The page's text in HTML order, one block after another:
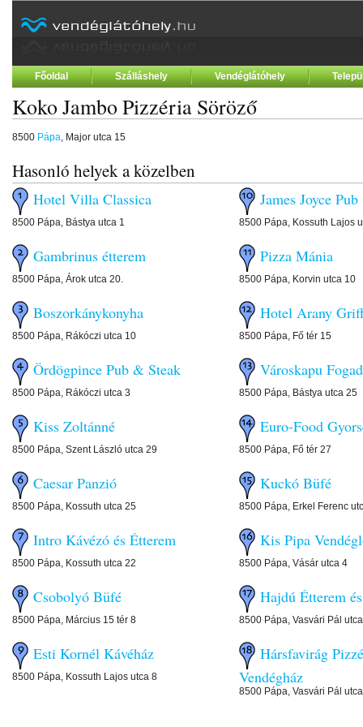
Főoldal Szálláshely Vendéglátóhely
Koko Jambo Pizzéria Söröző
8500 Pápa, Major utca 15
Hasonló helyek a közelben
Hotel Villa Classica
8500 Pápa, Bástya utca 1
Gambrinus étterem
8500 Pápa, Árok utca 20.
Boszorkánykonyha
8500 Pápa, Rákóczi utca 10
Ördögpince Pub & Steak
8500 Pápa, Rákóczi utca 3
Kiss Zoltánné
8500 Pápa, Szent László utca 29
Caesar Panzió
8500 Pápa, Kossuth utca 25
Intro Kávézó és Étterem
8500 Pápa, Kossuth utca 22
Csobolyó Büfé
8500 Pápa, Március 15 tér 8
Esti Kornél Kávéház
8500 Pápa, Kossuth Lajos utca 8
James Joyce Pub
8500 Pápa, Kossuth Lajos
Pizza Mánia
8500 Pápa, Korvin utca 10
Hotel Arany
8500 Pápa, Fő tér 15
Városkapu
8500 Pápa, Bástya utca 25
Euro-Food
8500 Pápa, Fő tér 27
Kuckó Büfé
8500 Pápa, Erkel Ferenc
Kis Pipa
8500 Pápa, Vásár utca 4
Hajdú Étterem
8500 Pápa, Vasvári Pál
Hársfavirág
Vendégház
8500 Pápa, Vasvári Pál